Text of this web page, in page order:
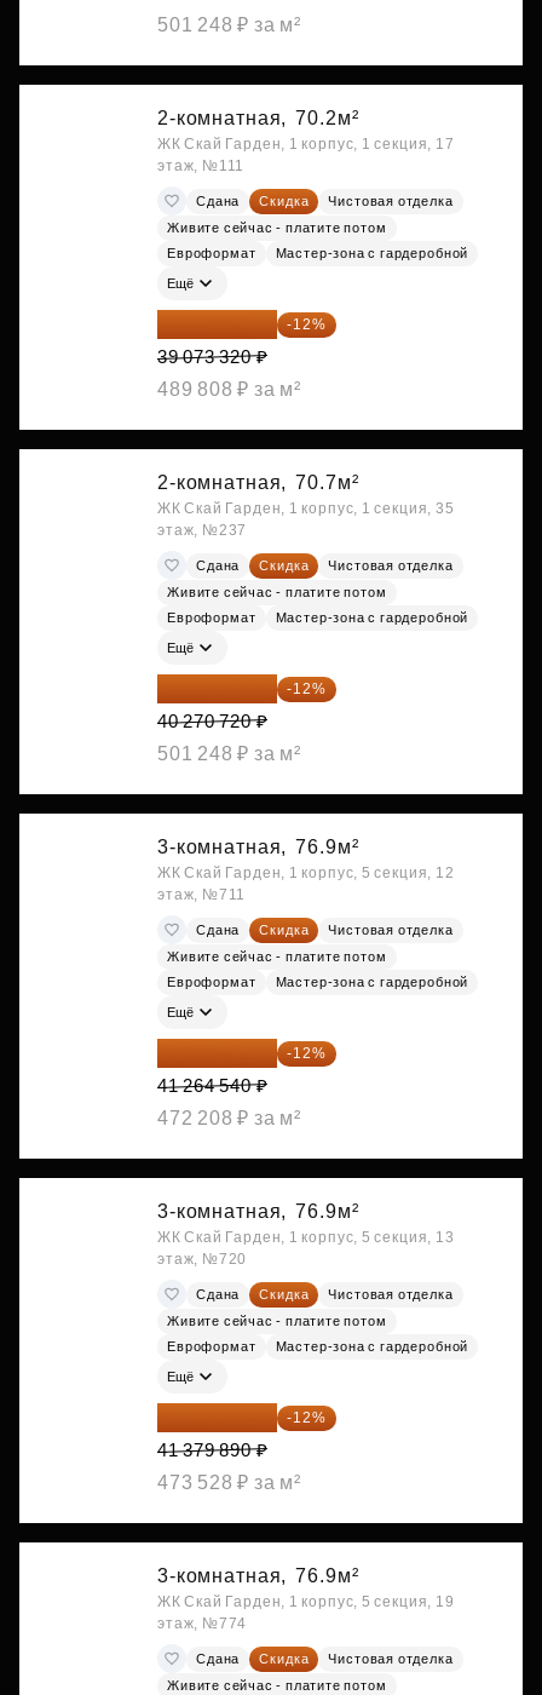
501 248 ₽ за м²
2-комнатная, 70.2м²
ЖК Скай Гарден, 1 корпус, 1 секция, 17
этаж, №111
Сдана Скидка
Чистовая отделка
Живите сейчас - платите потом
Евроформат
Мастер-зона с гардеробной
Ещё
34 384 522 ₽ -12%
39 073 320 ₽
489 808 ₽ за м²
2-комнатная, 70.7м²
ЖК Скай Гарден, 1 корпус, 1 секция, 35
этаж, №237
Сдана Скидка
Чистовая отделка
Живите сейчас - платите потом
Евроформат
Мастер-зона с гардеробной
Ещё
35 438 234 ₽ -12%
40 270 720 ₽
501 248 ₽ за м²
3-комнатная, 76.9м²
ЖК Скай Гарден, 1 корпус, 5 секция, 12
этаж, №711
Сдана Скидка
Чистовая отделка
Живите сейчас - платите потом
Евроформат
Мастер-зона с гардеробной
Ещё
36 312 795 ₽ -12%
41 264 540 ₽
472 208 ₽ за м²
3-комнатная, 76.9м²
ЖК Скай Гарден, 1 корпус, 5 секция, 13
этаж, №720
Сдана Скидка
Чистовая отделка
Живите сейчас - платите потом
Евроформат
Мастер-зона с гардеробной
Ещё
36 414 303 ₽ -12%
41 379 890 ₽
473 528 ₽ за м²
3-комнатная, 76.9м²
ЖК Скай Гарден, 1 корпус, 5 секция, 19
этаж, №774
Сдана Скидка
Чистовая отделка
Живите сейчас - платите потом